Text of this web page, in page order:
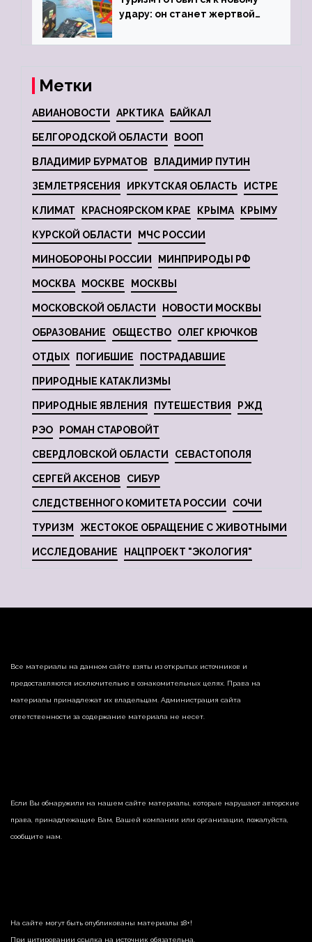
удару: он станет жертвой
Метки
АВИАНОВОСТИ АРКТИКА БАЙКАЛ
БЕЛГОРОДСКОЙ ОБЛАСТИ ВООП
ВЛАДИМИР БУРМАТОВ ВЛАДИМИР ПУТИН
ЗЕМЛЕТРЯСЕНИЯ ИРКУТСКАЯ ОБЛАСТЬ ИСТРЕ
КЛИМАТ КРАСНОЯРСКОМ КРАЕ КРЫМА КРЫМУ
КУРСКОЙ ОБЛАСТИ МЧС РОССИИ
МИНОБОРОНЫ РОССИИ МИНПРИРОДЫ РФ
МОСКВА МОСКВЕ МОСКВЫ
МОСКОВСКОЙ ОБЛАСТИ НОВОСТИ МОСКВЫ
ОБРАЗОВАНИЕ ОБЩЕСТВО ОЛЕГ КРЮЧКОВ
ОТДЫХ ПОГИБШИЕ ПОСТРАДАВШИЕ
ПРИРОДНЫЕ КАТАКЛИЗМЫ
ПРИРОДНЫЕ ЯВЛЕНИЯ ПУТЕШЕСТВИЯ РЖД
РЭО РОМАН СТАРОВОЙТ
СВЕРДЛОВСКОЙ ОБЛАСТИ СЕВАСТОПОЛЯ
СЕРГЕЙ АКСЕНОВ СИБУР
СЛЕДСТВЕННОГО КОМИТЕТА РОССИИ СОЧИ
ТУРИЗМ ЖЕСТОКОЕ ОБРАЩЕНИЕ С ЖИВОТНЫМИ
ИССЛЕДОВАНИЕ НАЦПРОЕКТ "ЭКОЛОГИЯ"
Все материалы на данном сайте взяты из открытых источников и
предоставляются исключительно в ознакомительных целях. Права на
материалы принадлежат их владельцам. Администрация сайта
ответственности за содержание материала не несет.
Если Вы обнаружили на нашем сайте материалы, которые нарушают авторские
права, принадлежащие Вам, Вашей компании или организации, пожалуйста,
сообщите нам.
На сайте могут быть опубликованы материалы 18+!
При цитировании ссылка на источник обязательна.